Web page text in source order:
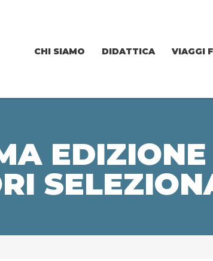
CHI SIAMO DIDATTICA VIAGGI